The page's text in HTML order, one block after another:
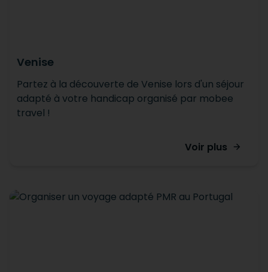
Venise
Partez à la découverte de Venise lors d'un séjour
adapté à votre handicap organisé par mobee
travel !
Voir plus